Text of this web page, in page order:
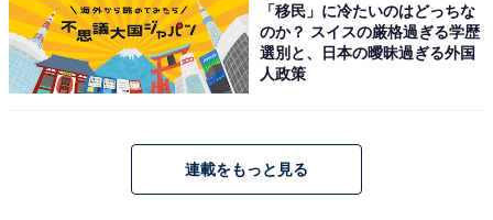
「移民」に冷たいのはどっちな
のか？ スイスの厳格過ぎる学歴
選別と、日本の曖昧過ぎる外国
人政策
連載をもっと見る